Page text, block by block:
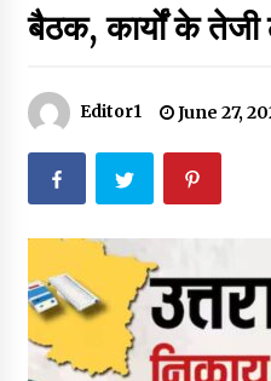
September
May 18, 2022
Thought Of
May 17, 2022
Thought Of
May 16, 2022
बैठक, कार्यों के तेजी
Editor1 June 27,